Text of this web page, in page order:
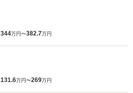
344万円〜382.7万円
131.6万円〜269万円